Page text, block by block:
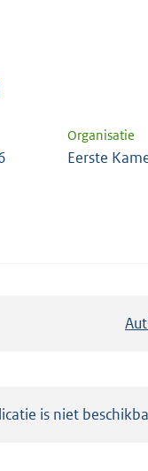
Organisatie
Eerste
is niet